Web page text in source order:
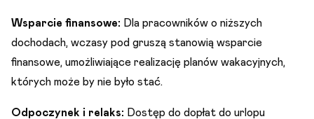
Wsparcie finansowe: Dla pracowników o niższych
dochodach, wczasy pod gruszą stanowią wsparcie
finansowe, umożliwiające realizację planów wakacyjnych,
których może by nie było stać.
Odpoczynek i relaks: Dostęp do dopłat do urlopu